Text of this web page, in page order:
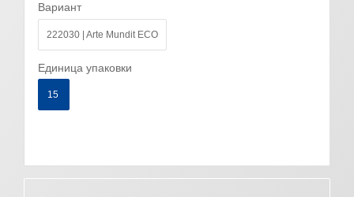
Вариант
222030 | Arte Mundit ECO
Единица упаковки
15